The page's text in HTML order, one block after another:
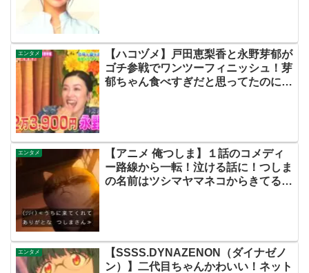
エンタメ
【ハコヅメ】戸田恵梨香と永野芽郁が
ゴチ参戦でワンツーフィニッシュ！芽
郁ちゃん食べすぎだと思ってたのに強
エンタメ
【アニメ 俺つしま】１話のコメディ
ー路線から一転！泣ける話に！つしま
の名前はツシマヤマネコからきてるの
エンタメ
【SSSS.DYNAZENON（ダイナゼノ
ン）】二代目ちゃんかわいい！ネット